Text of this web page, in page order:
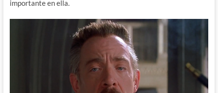
importante en ella.